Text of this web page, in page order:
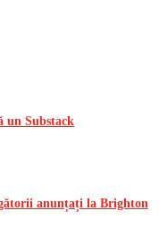
un Substack
anunțați la Brighton